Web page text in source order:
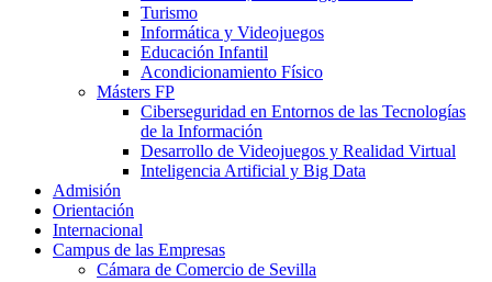
Turismo
Informática y Videojuegos
Educación Infantil
Acondicionamiento Físico
Másters FP
Ciberseguridad en Entornos de las Tecnologías
de la Información
Desarrollo de Videojuegos y Realidad Virtual
Inteligencia Artificial y Big Data
Admisión
Orientación
Internacional
Campus de las Empresas
Cámara de Comercio de Sevilla